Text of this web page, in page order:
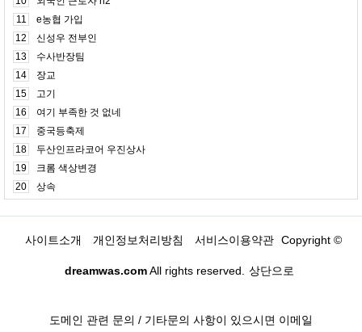
11
e농협 가입
12
신성우 전부인
13
수사반장팀
14
장교
15
고기
16
여기 부족한 것 없네
17
중국등축제
18
두산인프라코어 우진상사
19
크롬 색상변경
20
상속
사이트소개 개인정보처리방침 서비스이용약관 Copyright ©
dreamwas.comAll rights reserved. 상단으로
도메인 관련 문의 / 기타문의 사항이 있으시면 이메일